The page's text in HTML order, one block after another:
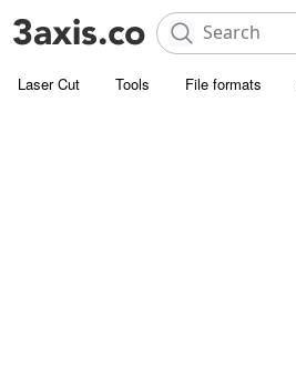
Laser Cut Tools File formats